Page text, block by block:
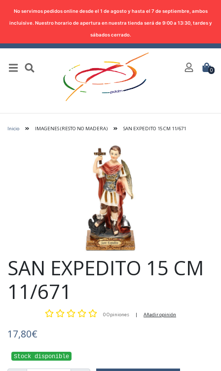
No servimos pedidos online desde el 1 de agosto y hasta el 7 de septiembre, ambos
incluisive. Nuestro horario de apertura en nuestra tienda será de 9:00 a 13:30, tardes y
sábados cerrado.
0
Inicio IMAGENES (RESTO NO MADERA) SAN EXPEDITO 15 CM 11/671
SAN EXPEDITO 15 CM
11/671
0 Opiniones | Añadir opinión
17,80€
Stock disponible